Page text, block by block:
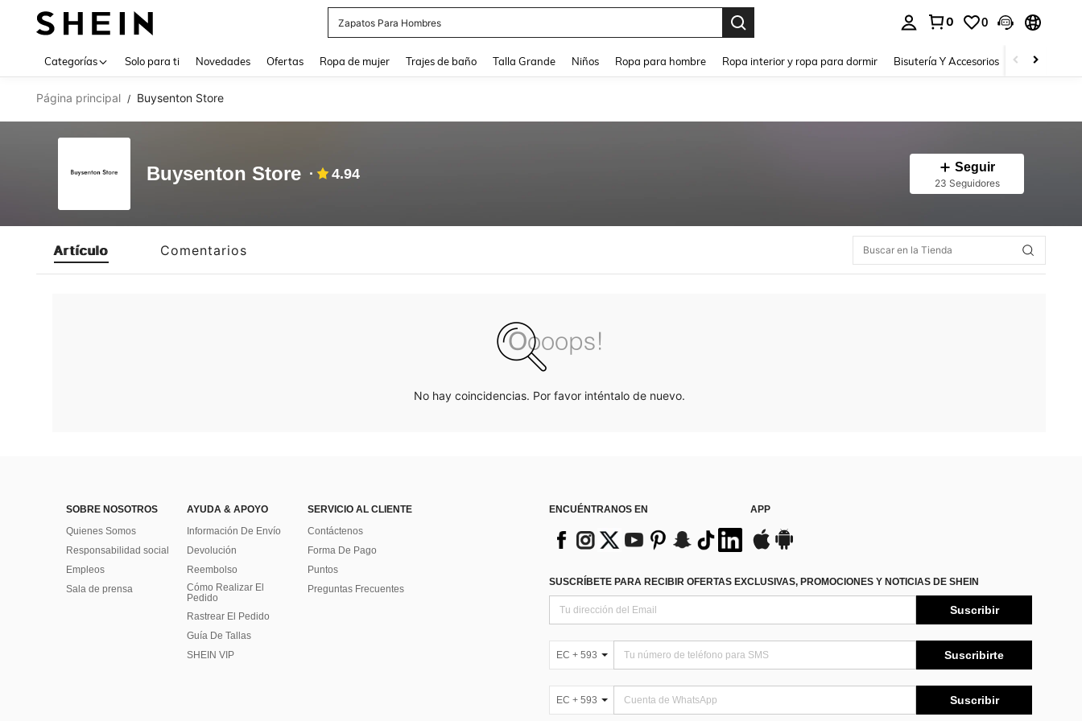
Zapatos Para Hombres
0 0
Categorías Solo para ti Novedades Ofertas Ropa de mujer Trajes de baño Talla Grande Niños Ropa para hombre Ropa interior y ropa para dormir Bisutería Y Accesorios Zapatos
Página principal / Buysenton Store
Buysenton Store 4.94 Seguir
23 Seguidores
Artículo Comentarios
No hay coincidencias. Por favor inténtalo de nuevo.
SOBRE NOSOTROS
Quienes Somos
Responsabilidad social
Empleos
Sala de prensa
AYUDA & APOYO
Información De Envío
Devolución
Reembolso
Cómo Realizar El
Pedido
Rastrear El Pedido
Guía De Tallas
SHEIN VIP
SERVICIO AL CLIENTE
Contáctenos
Forma De Pago
Puntos
Preguntas Frecuentes
ENCUÉNTRANOS EN APP
SUSCRÍBETE PARA RECIBIR OFERTAS EXCLUSIVAS, PROMOCIONES Y NOTICIAS DE SHEIN
Suscribir
EC + 593 Suscribirte
EC + 593 Suscribir